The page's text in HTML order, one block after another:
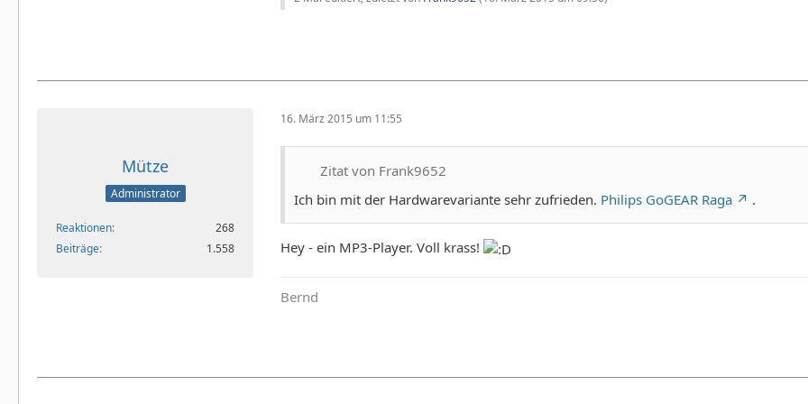
Mütze
Administrator
Reaktionen
268
Beiträge
1.558
16. März 2015 um 11:55
Zitat von Frank9652
Ich bin mit der Hardwarevariante sehr zufrieden. Philips GoGEAR Raga .
Hey - ein MP3-Player. Voll krass!
Bernd